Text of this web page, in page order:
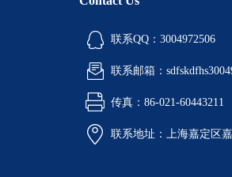
联系QQ：3004972506
联系邮箱：
传真：86-021-60443211
联系地址：上海嘉定区